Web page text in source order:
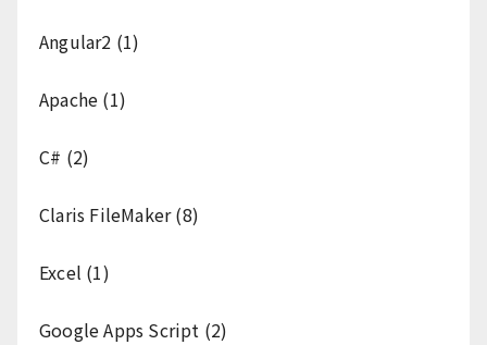
Angular2 (1)
Apache (1)
C# (2)
Claris FileMaker(8)
Excel (1)
Google Apps Script (2)